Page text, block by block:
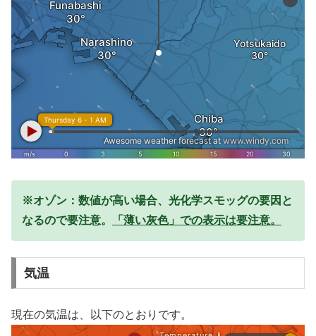
※オゾン：数値が高い場合、光化学スモッグの要因と
なるので要注意。
「薄い灰色」での表示は要注意。
気温
現在の気温は、以下のとおりです。